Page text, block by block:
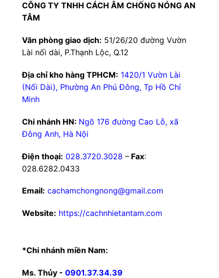
CÔNG TY TNHH CÁCH ÂM CHỐNG NÓNG AN
TÂM
Văn phòng giao dịch: 51/26/20 đường Vườn
Lài nối dài, P.Thạnh Lộc, Q.12
Địa chỉ kho hàng TPHCM: 1420/1 Vườn Lài
(Nối Dài), Phường An Phú Đông, Tp Hồ Chí
Minh
Chi nhánh HN: Ngõ 176 đường Cao Lỗ, xã
Đông Anh, Hà Nội
Điện thoại: 028.3720.3028 – Fax:
028.6282.0433
Email: cachamchongnong@gmail.com
Website: https://cachnhietantam.com
*Chi nhánh miền Nam:
Ms. Thủy - 0901.37.34.39